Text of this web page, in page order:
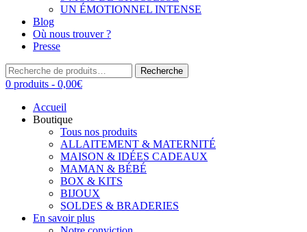
UN ÉMOTIONNEL INTENSE
Blog
Où nous trouver ?
Presse
Recherche
pour :
Recherche
0 produits - 0,00€
Accueil
Boutique
Tous nos produits
ALLAITEMENT & MATERNITÉ
MAISON & IDÉES CADEAUX
MAMAN & BÉBÉ
BOX & KITS
BIJOUX
SOLDES & BRADERIES
En savoir plus